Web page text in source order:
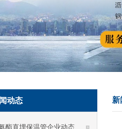
新
动态
酯直埋保温管企业动态